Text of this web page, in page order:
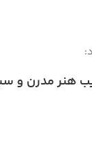
هنر مدرن